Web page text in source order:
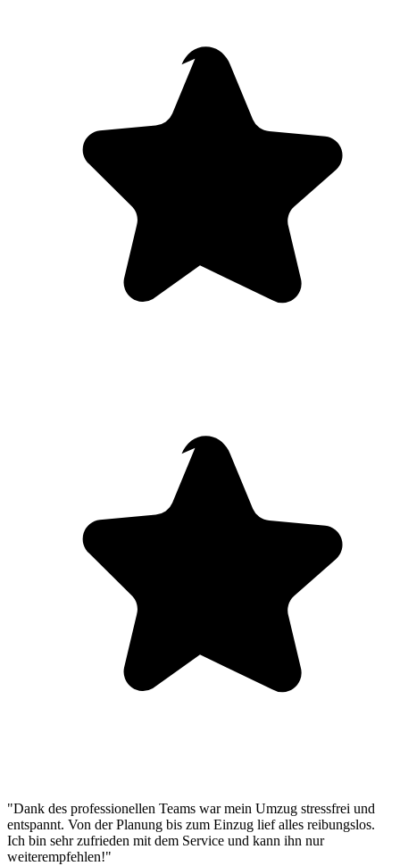
"Dank des professionellen Teams war mein Umzug stressfrei und
entspannt. Von der Planung bis zum Einzug lief alles reibungslos.
Ich bin sehr zufrieden mit dem Service und kann ihn nur
weiterempfehlen!"